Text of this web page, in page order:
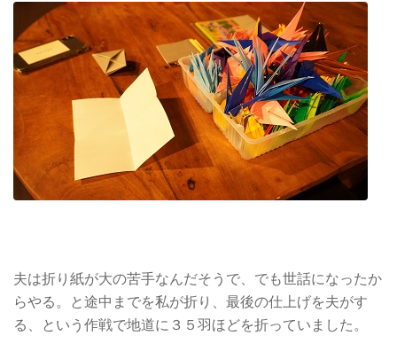
夫は折り紙が大の苦手なんだそうで、でも世話になったか
らやる。と途中までを私が折り、最後の仕上げを夫がす
る、という作戦で地道に３５羽ほどを折っていました。